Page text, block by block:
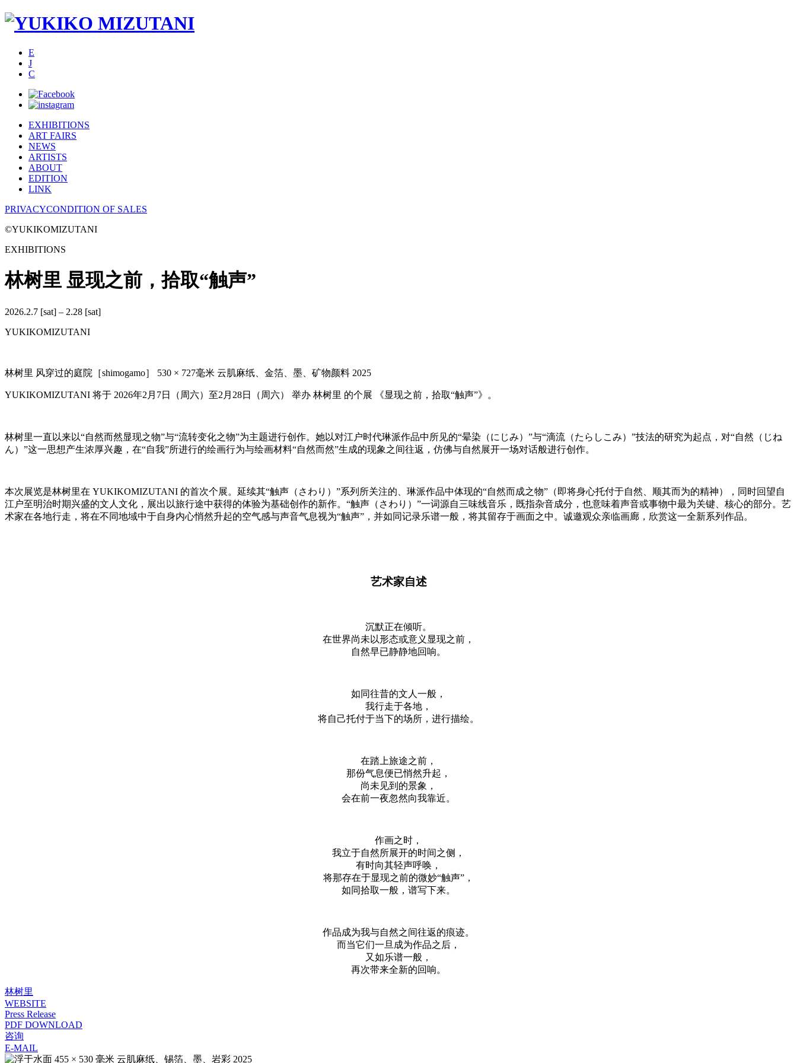
E
J
C
EXHIBITIONS
ART FAIRS
NEWS
ARTISTS
ABOUT
EDITION
LINK
PRIVACYCONDITION OF SALES
©YUKIKOMIZUTANI
EXHIBITIONS
林树里 显现之前，拾取“触声”
2026.2.7 [sat] – 2.28 [sat]
YUKIKOMIZUTANI
林树里 风穿过的庭院［shimogamo］ 530 × 727毫米 云肌麻纸、金箔、墨、矿物颜料 2025
YUKIKOMIZUTANI 将于 2026年2月7日（周六）至2月28日（周六） 举办 林树里 的个展 《显现之前，拾取“触声”》。
林树里一直以来以“自然而然显现之物”与“流转变化之物”为主题进行创作。她以对江户时代琳派作品中所见的“晕染（にじみ）”与“滴流（たらしこみ）”技法的研究为起点，对“自然（じね
ん）”这一思想产生浓厚兴趣，在“自我”所进行的绘画行为与绘画材料“自然而然”生成的现象之间往返，仿佛与自然展开一场对话般进行创作。
本次展览是林树里在 YUKIKOMIZUTANI 的首次个展。延续其“触声（さわり）”系列所关注的、琳派作品中体现的“自然而成之物”（即将身心托付于自然、顺其而为的精神），同时回望自
江户至明治时期兴盛的文人文化，展出以旅行途中获得的体验为基础创作的新作。“触声（さわり）”一词源自三味线音乐，既指杂音成分，也意味着声音或事物中最为关键、核心的部分。艺
术家在各地行走，将在不同地域中于自身内心悄然升起的空气感与声音气息视为“触声”，并如同记录乐谱一般，将其留存于画面之中。诚邀观众亲临画廊，欣赏这一全新系列作品。
艺术家自述
沉默正在倾听。
在世界尚未以形态或意义显现之前，
自然早已静静地回响。
如同往昔的文人一般，
我行走于各地，
将自己托付于当下的场所，进行描绘。
在踏上旅途之前，
那份气息便已悄然升起，
尚未见到的景象，
会在前一夜忽然向我靠近。
作画之时，
我立于自然所展开的时间之侧，
有时向其轻声呼唤，
将那存在于显现之前的微妙“触声”，
如同拾取一般，谱写下来。
作品成为我与自然之间往返的痕迹。
而当它们一旦成为作品之后，
又如乐谱一般，
再次带来全新的回响。
林树里
WEBSITE
Press Release
PDF DOWNLOAD
咨询
E-MAIL